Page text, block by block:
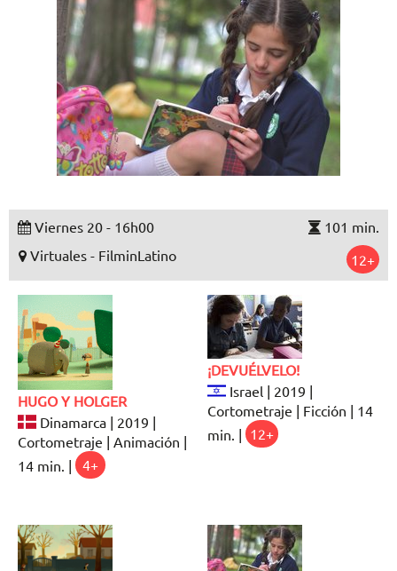
Viernes 20 - 16h00
101 min.
Virtuales - FilminLatino
12+
HUGO Y HOLGER
Dinamarca | 2019 |
Cortometraje | Animación |
14 min. |
4+
¡DEVUÉLVELO!
Israel | 2019 |
Cortometraje | Ficción | 14
min. | 12+